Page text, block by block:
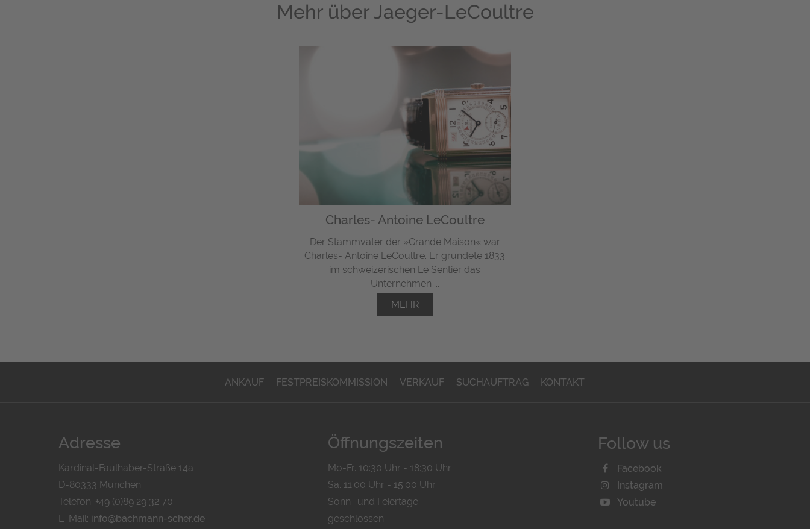
Mehr überJaeger-LeCoultre
Charles- Antoine LeCoultre
Der Stammvater der »Grande Maison« war
Charles- Antoine LeCoultre. Er gründete 1833
im schweizerischen Le Sentier das
Unternehmen ...
MEHR
ANKAUF FESTPREISKOMMISSION VERKAUF SUCHAUFTRAG KONTAKT
Adresse
Kardinal-Faulhaber-Straße 14a
D-80333 München
Telefon: +49 (0)89 29 32 70
E-Mail: info@bachmann-scher.de
Öffnungszeiten
Mo-Fr. 10:30 Uhr - 18:30 Uhr
Sa. 11:00 Uhr - 15.00 Uhr
Sonn- und Feiertage
geschlossen
Follow us
Facebook
Instagram
Youtube